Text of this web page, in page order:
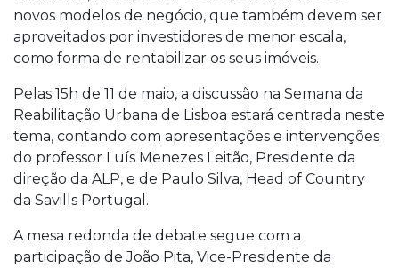
novos modelos de negócio, que também devem ser
aproveitados por investidores de menor escala,
como forma de rentabilizar os seus imóveis.
Pelas 15h de 11 de maio, a discussão na Semana da
Reabilitação Urbana de Lisboa estará centrada neste
tema, contando com apresentações e intervenções
do professor Luís Menezes Leitão, Presidente da
direção da ALP, e de Paulo Silva, Head of Country
da Savills Portugal.
A mesa redonda de debate segue com a
participação de João Pita, Vice-Presidente da